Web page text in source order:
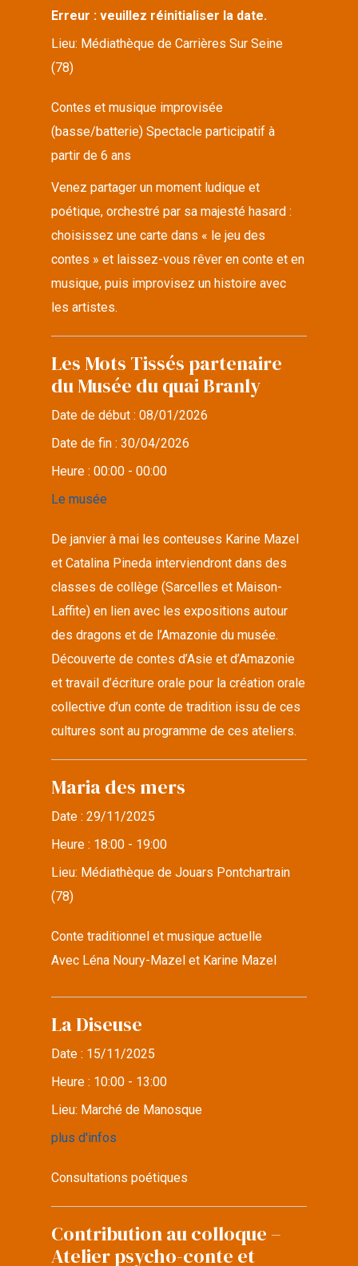
Erreur : veuillez réinitialiser la date.
Lieu: Médiathèque de Carrières Sur Seine
(78)
Contes et musique improvisée
(basse/batterie) Spectacle participatif à
partir de 6 ans
Venez partager un moment ludique et
poétique, orchestré par sa majesté hasard :
choisissez une carte dans « le jeu des
contes » et laissez-vous rêver en conte et en
musique, puis improvisez un histoire avec
les artistes.
Les Mots Tissés partenaire
du Musée du quai Branly
Date de début :08/01/2026
Date de fin :30/04/2026
Heure :00:00 - 00:00
Le musée
De janvier à mai les conteuses Karine Mazel
et Catalina Pineda interviendront dans des
classes de collège (Sarcelles et Maison-
Laffite) en lien avec les expositions autour
des dragons et de l’Amazonie du musée.
Découverte de contes d’Asie et d’Amazonie
et travail d’écriture orale pour la création orale
collective d’un conte de tradition issu de ces
cultures sont au programme de ces ateliers.
Maria des mers
Date :29/11/2025
Heure : 18:00 - 19:00
Lieu: Médiathèque de Jouars Pontchartrain
(78)
Conte traditionnel et musique actuelle
Avec Léna Noury-Mazel et Karine Mazel
La Diseuse
Date : 15/11/2025
Heure : 10:00 - 13:00
Lieu: Marché de Manosque
plus d'infos
Consultations poétiques
Contribution au colloque –
Atelier psycho-conte et